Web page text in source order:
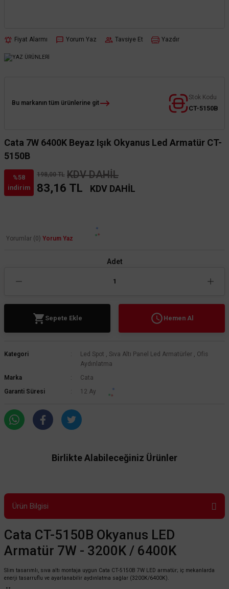
Fiyat Alarmı Yorum Yaz Tavsiye Et Yazdır
Bu markanın tüm ürünlerine git
Stok Kodu
CT-5150B
Cata 7W 6400K Beyaz Işık Okyanus Led Armatür CT-
5150B
%58
indirim
198,00 TL KDV DAHİL
83,16 TL KDV DAHİL
Yorumlar (0) Yorum Yaz
Adet
Sepete Ekle Hemen Al
Kategori Led Spot Sıva Altı Panel Led Armatürler
Ofis
Aydınlatma
Marka
Cata
Garanti Süresi
12 Ay
Birlikte Alabileceğiniz Ürünler
Ürün Bilgisi
Cata CT-5150B Okyanus LED
Armatür 7W - 3200K / 6400K
Slim tasarımlı, sıva altı montaja uygun Cata CT-5150B 7W LED armatür; iç mekanlarda
enerji tasarruflu ve ayarlanabilir aydınlatma sağlar (3200K/6400K).